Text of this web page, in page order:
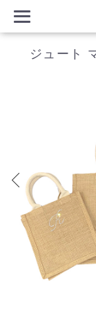
ジュート